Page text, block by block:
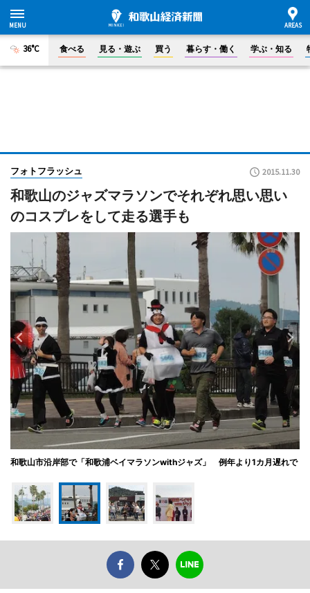
36°C 食べる 見る・遊ぶ 買う 暮らす・働く 学ぶ・知る
フォトフラッシュ 2015.11.30
和歌山のジャズマラソンでそれぞれ思い思い
のコスプレをして走る選手も
和歌山市沿岸部で「和歌浦ベイマラソンwithジャズ」 例年より1カ月遅れで